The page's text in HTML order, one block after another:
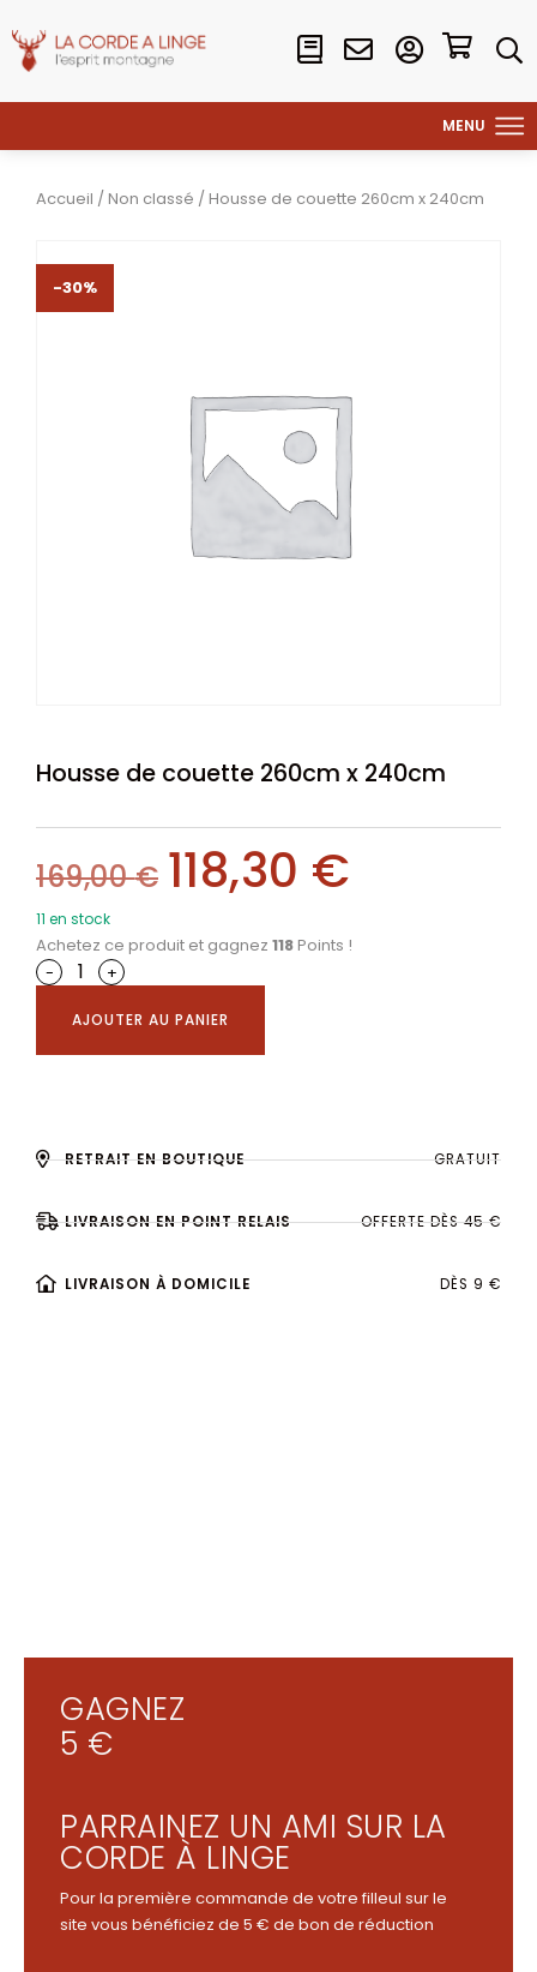
Accueil / Non classé / Housse de couette 260cm x 240cm
-30%
Housse de couette 260cm x 240cm
169,00€ 118,30 €
11 en stock
Achetez ce produit et gagnez 118 Points !
-
+
AJOUTER AU PANIER
RETRAIT EN BOUTIQUE GRATUIT
LIVRAISON EN POINT RELAIS OFFERTE DÈS 45 €
LIVRAISON À DOMICILE DÈS 9 €
GAGNEZ
5 €
PARRAINEZ UN AMI SUR LA
CORDE À LINGE
Pour la première commande de votre filleul sur le
site vous bénéficiez de 5 € de bon de réduction